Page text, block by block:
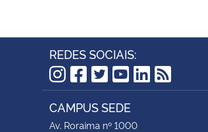
REDES SOCIAIS:
Instagram
Facebook
Twitter
YouTube
LinkedIn
RSS
CAMPUS SEDE
Av. Roraima nº 1000